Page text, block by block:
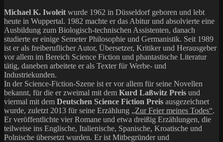
Michael K. Iwoleit wurde 1962 in Düsseldorf geboren und lebt
heute in Wuppertal. 1982 machte er das Abitur und absolvierte eine
Ausbildung zum Biologisch-technischen Assistenten, danach
studierte er einige Semeter Philosophie und Germanistik. Seit 1989
ist er als freiberuflicher Autor, Übersetzer, Kritiker und Herausgeber
vor allem im Bereich Science Fiction und phantastische Literatur
tätig, daneben arbeitete er als Texter für Werbe- und
Industriekunden.
In der Science-Fiction-Szene ist er vor allem für seine Novellen
bekannt, für die er zweimal mit dem Kurd Laßwitz Preis und
viermal mit dem Deutschen Science Fiction Preis ausgezeichnet
wurde, zuletzt 2013 für seine Erzählung „Zur Feier meines Todes“.
Er veröffentlichte vier Romane und etwa dreißig Erzählungen, die
teilweise ins Englische, Italienische, Spanische, Kroatische und
Polnische übersetzt wurden. Er ist Mitbegründer und